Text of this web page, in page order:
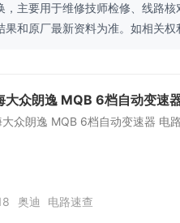
，主要用于维修技师检修、线路
和原厂最新资料为准。如相关权
大众朗逸 MQB 6档自动变速
大众朗逸 MQB 6档自动变速器 电路
奥迪 电路速查